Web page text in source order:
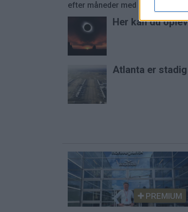
efter måneder med budkamp om
Her kan du
Atlanta er
PREMIUM